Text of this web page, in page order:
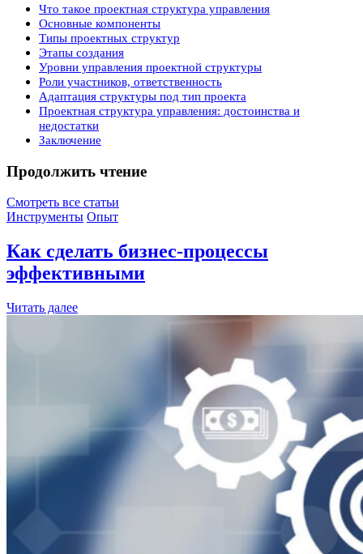
Что такое проектная структура управления
Основные компоненты
Типы проектных структур
Этапы создания
Уровни управления проектной структуры
Роли участников, ответственность
Адаптация структуры под тип проекта
Проектная структура управления: достоинства и
недостатки
Заключение
Продолжить чтение
Смотреть все статьи
Инструменты Опыт
Как сделать бизнес-процессы
эффективными
Читать далее